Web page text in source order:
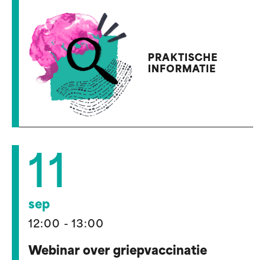
PRAKTISCHE
INFORMATIE
11
sep
12:00 - 13:00
Webinar over griepvaccinatie